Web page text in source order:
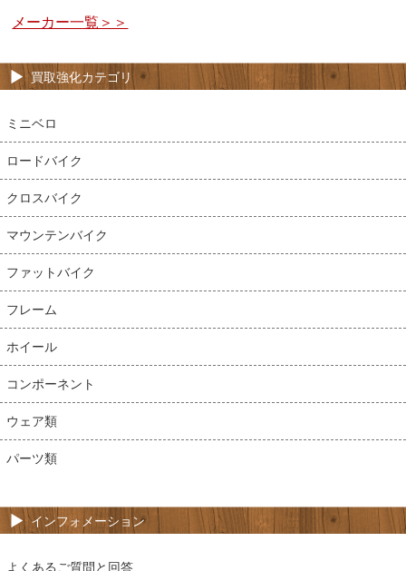
メーカー一覧＞＞
買取強化カテゴリ
ミニベロ
ロードバイク
クロスバイク
マウンテンバイク
ファットバイク
フレーム
ホイール
コンポーネント
ウェア類
パーツ類
インフォメーション
よくあるご質問と回答